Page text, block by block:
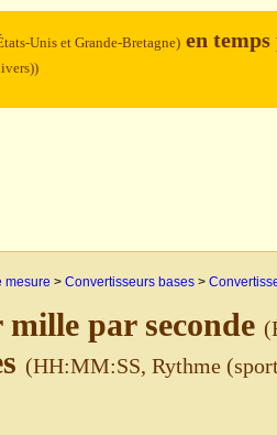
Unis et Grande-Bretagne) en
mesure > Convertisseurs bases >
par seconde
(HH:MM:SS, Rythme